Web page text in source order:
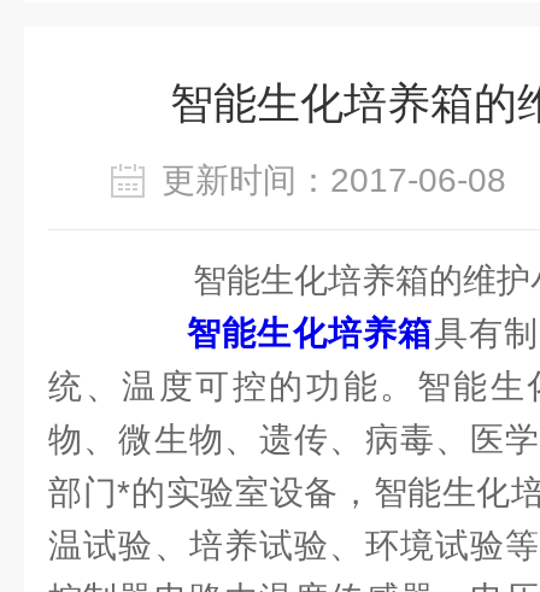
智能生化培养箱的
更新时间：2017-06-
智能生化培养箱的维护
智能生化培养箱具有
统、温度可控的功能。智能生
物、微生物、遗传、病毒、医
部门*的实验室设备，智能生化
温试验、培养试验、环境试验